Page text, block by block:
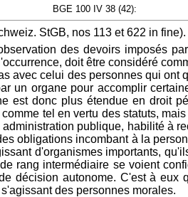
BGE 100 IV 38 (42):
StGB, nos 113 et 622 in fine).
des devoirs imposés
doit être considéré
avec celui des personnes qui
organe pour accomplir
est donc plus étendue en droit
tel en vertu des statuts,
publique, habilité à
obligations incombant à la
d'organismes importants,
rang intermédiaire se voient
décision autonome. C'est à
des personnes morales.